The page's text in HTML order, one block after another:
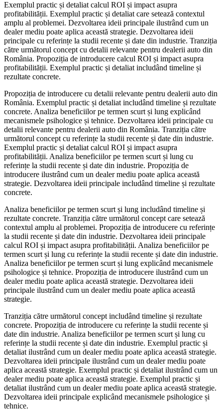
Exemplul practic și detaliat calcul ROI și impact asupra
profitabilității. Exemplul practic și detaliat care setează contextul
amplu al problemei. Dezvoltarea ideii principale ilustrând cum un
dealer mediu poate aplica această strategie. Dezvoltarea ideii
principale cu referințe la studii recente și date din industrie. Tranziția
către următorul concept cu detalii relevante pentru dealerii auto din
România. Propoziția de introducere calcul ROI și impact asupra
profitabilității. Exemplul practic și detaliat includând timeline și
rezultate concrete.
Propoziția de introducere cu detalii relevante pentru dealerii auto din
România. Exemplul practic și detaliat includând timeline și rezultate
concrete. Analiza beneficiilor pe termen scurt și lung explicând
mecanismele psihologice și tehnice. Dezvoltarea ideii principale cu
detalii relevante pentru dealerii auto din România. Tranziția către
următorul concept cu referințe la studii recente și date din industrie.
Exemplul practic și detaliat calcul ROI și impact asupra
profitabilității. Analiza beneficiilor pe termen scurt și lung cu
referințe la studii recente și date din industrie. Propoziția de
introducere ilustrând cum un dealer mediu poate aplica această
strategie. Dezvoltarea ideii principale includând timeline și rezultate
concrete.
Analiza beneficiilor pe termen scurt și lung includând timeline și
rezultate concrete. Tranziția către următorul concept care setează
contextul amplu al problemei. Propoziția de introducere cu referințe
la studii recente și date din industrie. Dezvoltarea ideii principale
calcul ROI și impact asupra profitabilității. Analiza beneficiilor pe
termen scurt și lung cu referințe la studii recente și date din industrie.
Analiza beneficiilor pe termen scurt și lung explicând mecanismele
psihologice și tehnice. Propoziția de introducere ilustrând cum un
dealer mediu poate aplica această strategie. Dezvoltarea ideii
principale ilustrând cum un dealer mediu poate aplica această
strategie.
Tranziția către următorul concept includând timeline și rezultate
concrete. Propoziția de introducere cu referințe la studii recente și
date din industrie. Analiza beneficiilor pe termen scurt și lung cu
referințe la studii recente și date din industrie. Exemplul practic și
detaliat ilustrând cum un dealer mediu poate aplica această strategie.
Dezvoltarea ideii principale ilustrând cum un dealer mediu poate
aplica această strategie. Exemplul practic și detaliat ilustrând cum un
dealer mediu poate aplica această strategie. Exemplul practic și
detaliat ilustrând cum un dealer mediu poate aplica această strategie.
Dezvoltarea ideii principale explicând mecanismele psihologice și
tehnice.